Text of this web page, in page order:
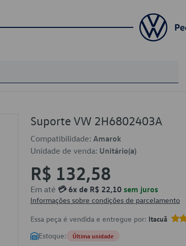
Suporte VW 2H6802403A
Compatibilidade: Amarok
Unidade de venda: Unitário(a)
R$ 132,58
Em até 💳 6x de R$ 22,10 sem juros
Informações sobre condições de parcelamento
Essa peça é vendida e entregue por: Itacuã
Estoque: Última unidade